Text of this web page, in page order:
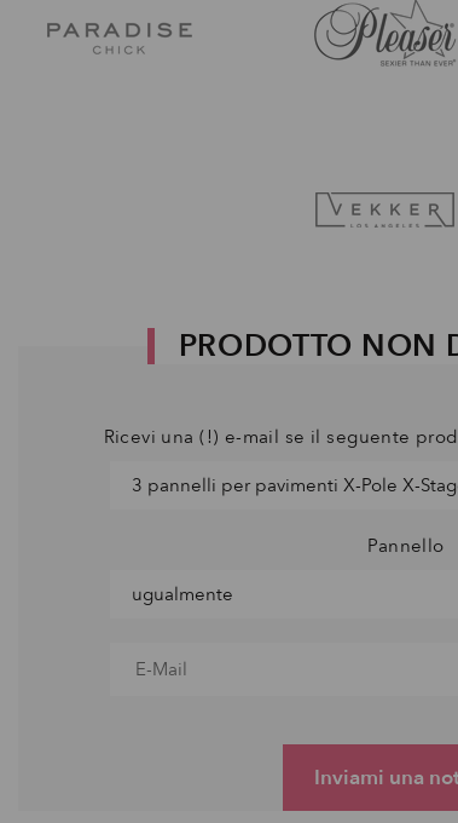
PRODOTTO NON
Ricevi una (!) e-mail se il seguente
Pannello
Inviami una